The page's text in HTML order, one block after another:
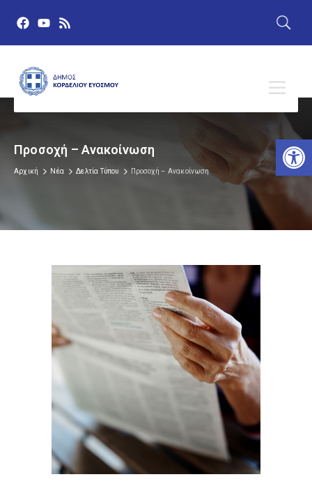
Προσοχή – Ανακοίνωση
Αρχική Νέα Δελτία Τύπου Προσοχή – Ανακοίνωση